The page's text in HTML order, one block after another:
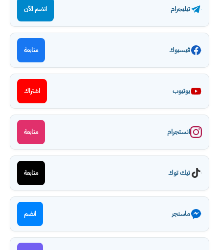
تيليجرام انضم الآن
فيسبوك متابعة
يوتيوب اشتراك
انستجرام متابعة
تيك توك متابعة
ماسنجر انضم